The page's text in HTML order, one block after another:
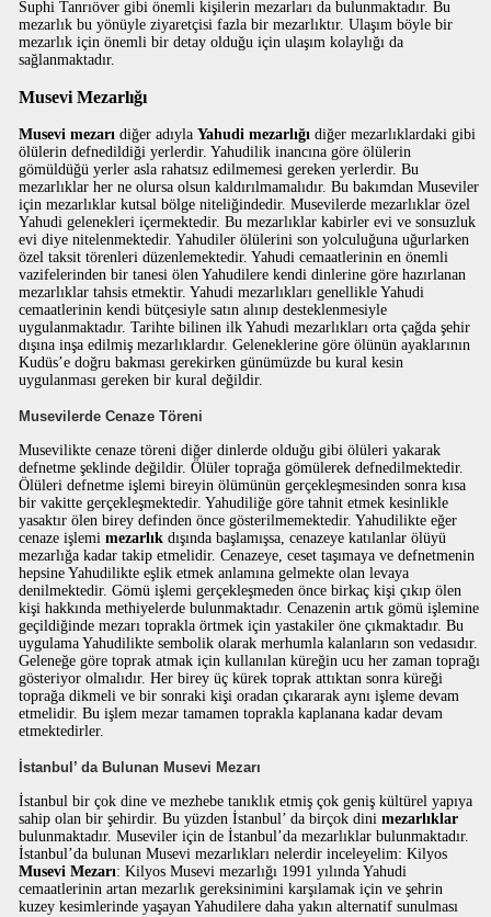
Suphi Tanrıöver gibi önemli kişilerin mezarları da bulunmaktadır. Bu
mezarlık bu yönüyle ziyaretçisi fazla bir mezarlıktır. Ulaşım böyle bir
mezarlık için önemli bir detay olduğu için ulaşım kolaylığı da
sağlanmaktadır.
Musevi Mezarlığı
Musevi mezarı diğer adıylaYahudi mezarlığı diğer mezarlıklardaki gibi
ölülerin defnedildiği yerlerdir. Yahudilik inancına göre ölülerin
gömüldüğü yerler asla rahatsız edilmemesi gereken yerlerdir. Bu
mezarlıklar her ne olursa olsun kaldırılmamalıdır. Bu bakımdan Museviler
için mezarlıklar kutsal bölge niteliğindedir. Musevilerde mezarlıklar özel
Yahudi gelenekleri içermektedir. Bu mezarlıklar kabirler evi ve sonsuzluk
evi diye nitelenmektedir. Yahudiler ölülerini son yolculuğuna uğurlarken
özel taksit törenleri düzenlemektedir. Yahudi cemaatlerinin en önemli
vazifelerinden bir tanesi ölen Yahudilere kendi dinlerine göre hazırlanan
mezarlıklar tahsis etmektir. Yahudi mezarlıkları genellikle Yahudi
cemaatlerinin kendi bütçesiyle satın alınıp desteklenmesiyle
uygulanmaktadır. Tarihte bilinen ilk Yahudi mezarlıkları orta çağda şehir
dışına inşa edilmiş mezarlıklardır. Geleneklerine göre ölünün ayaklarının
Kudüs’e doğru bakması gerekirken günümüzde bu kural kesin
uygulanması gereken bir kural değildir.
Musevilerde Cenaze Töreni
Musevilikte cenaze töreni diğer dinlerde olduğu gibi ölüleri yakarak
defnetme şeklinde değildir. Ölüler toprağa gömülerek defnedilmektedir.
Ölüleri defnetme işlemi bireyin ölümünün gerçekleşmesinden sonra kısa
bir vakitte gerçekleşmektedir. Yahudiliğe göre tahnit etmek kesinlikle
yasaktır ölen birey definden önce gösterilmemektedir. Yahudilikte eğer
cenaze işlemimezarlık dışında başlamışsa, cenazeye katılanlar ölüyü
mezarlığa kadar takip etmelidir. Cenazeye, ceset taşımaya ve defnetmenin
hepsine Yahudilikte eşlik etmek anlamına gelmekte olan levaya
denilmektedir. Gömü işlemi gerçekleşmeden önce birkaç kişi çıkıp ölen
kişi hakkında methiyelerde bulunmaktadır. Cenazenin artık gömü işlemine
geçildiğinde mezarı toprakla örtmek için yastakiler öne çıkmaktadır. Bu
uygulama Yahudilikte sembolik olarak merhumla kalanların son vedasıdır.
Geleneğe göre toprak atmak için kullanılan küreğin ucu her zaman toprağı
gösteriyor olmalıdır. Her birey üç kürek toprak attıktan sonra küreği
toprağa dikmeli ve bir sonraki kişi oradan çıkararak aynı işleme devam
etmelidir. Bu işlem mezar tamamen toprakla kaplanana kadar devam
etmektedirler.
İstanbul’ da Bulunan Musevi Mezarı
İstanbul bir çok dine ve mezhebe tanıklık etmiş çok geniş kültürel yapıya
sahip olan bir şehirdir. Bu yüzden İstanbul’ da birçok dinimezarlıklar
bulunmaktadır. Museviler için de İstanbul’da mezarlıklar bulunmaktadır.
İstanbul’da bulunan Musevi mezarlıkları nelerdir inceleyelim: Kilyos
Musevi Mezarı: Kilyos Musevi mezarlığı 1991 yılında Yahudi
cemaatlerinin artan mezarlık gereksinimini karşılamak için ve şehrin
kuzey kesimlerinde yaşayan Yahudilere daha yakın alternatif sunulması